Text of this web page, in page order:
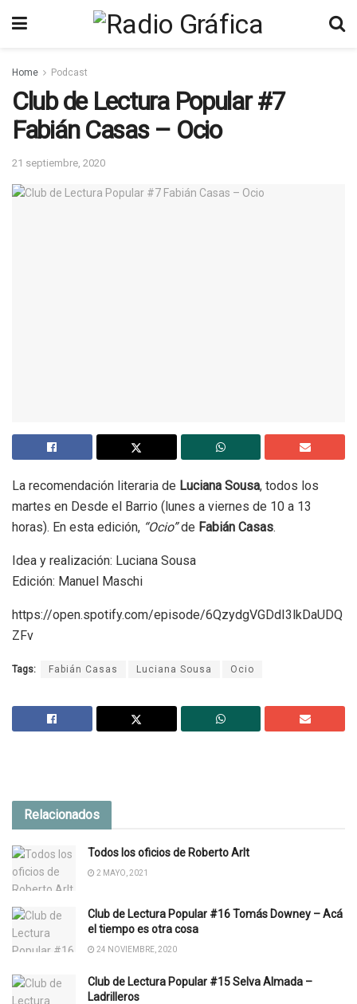
Home Podcast
Club de Lectura Popular #7
Fabián Casas – Ocio
21 septiembre, 2020
La recomendación literaria de Luciana Sousa, todos los
martes en Desde el Barrio (lunes a viernes de 10 a 13
horas). En esta edición, “Ocio”de Fabián Casas.
Idea y realización: Luciana Sousa
Edición: Manuel Maschi
https://open.spotify.com/episode/6QzydgVGDdI3lkDaUDQ
ZFv
Tags: Fabián Casas Luciana Sousa Ocio
Relacionados
Todos los oficios de Roberto Arlt
2 MAYO, 2021
Club de Lectura Popular #16 Tomás Downey – Acá
el tiempo es otra cosa
24 NOVIEMBRE, 2020
Club de Lectura Popular #15 Selva Almada –
Ladrilleros